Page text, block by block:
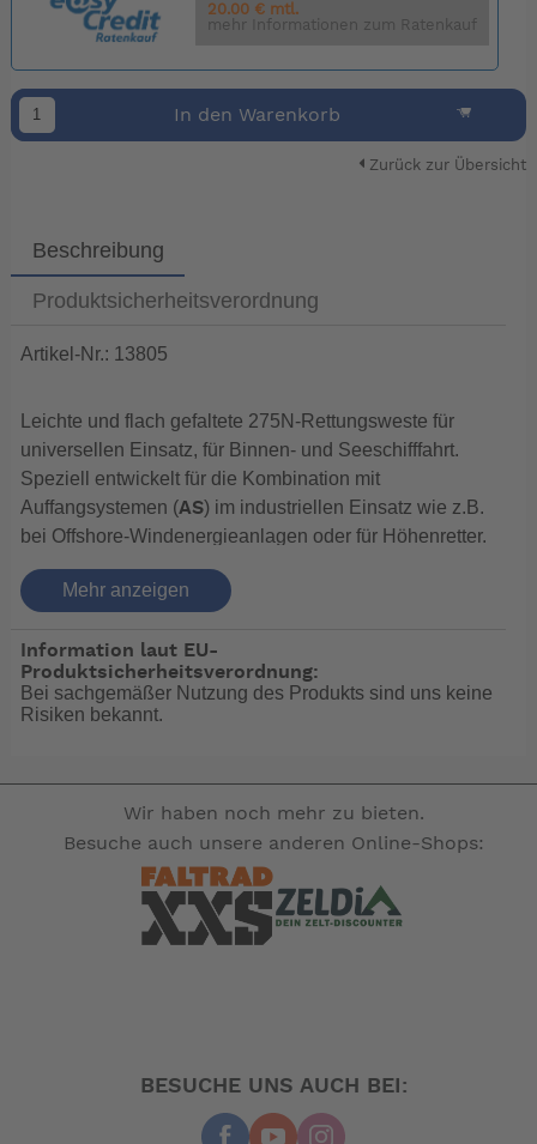
20.00 € mtl.
mehr Informationen zum Ratenkauf
In den Warenkorb
Zurück zur Übersicht
Beschreibung
Produktsicherheitsverordnung
Artikel-Nr.: 13805
Leichte und flach gefaltete 275N-Rettungsweste für
universellen Einsatz, für Binnen- und Seeschifffahrt.
Speziell entwickelt für die Kombination mit
Auffangsystemen (AS) im industriellen Einsatz wie z.B.
bei Offshore-Windenergieanlagen oder für Höhenretter.
Leicht und flach gefaltete auch für universellen Einsatz,
für Binnen- und Seeschifffahrt.
Einsatzorten: Die besonders strapazierfähige
Rettungsweste ist durch ihre Schutzhüllenkonstruktion
so vorbereitet, dass sie im industriellen Einsatz wie z.B.
-- Auf Produktfotos angezeigte Dekorationsartikel
gehören nicht zum Leistungsumfang. --
Mehr anzeigen
Information laut EU-
Produktsicherheitsverordnung:
Bei sachgemäßer Nutzung des Produkts sind uns keine
Risiken bekannt.
Wir haben noch mehr zu bieten.
Besuche auch unsere anderen Online-Shops:
BESUCHE UNS AUCH BEI: